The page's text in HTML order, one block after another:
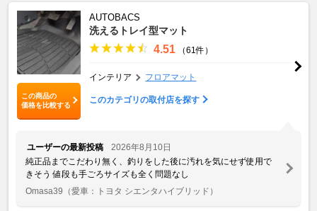
この商品の
価格を比較する
AUTOBACS
洗えるトレイ型マット
4.51 （61件）
インテリア フロアマット
このカテゴリの取付店を探す
ユーザーの最新投稿
2026年8月10日
純正品までこだわり無く、釣りをした後に汚れを気にせず使用で
きそう 値段も手ごろサイズも全く問題なし
Omasa39 （愛車：トヨタ シエンタハイブリッド）